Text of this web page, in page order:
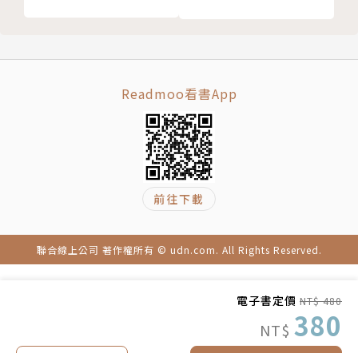
電子書定價 NT$ 480
NT$ 380
更好的人選。」——吳俊雄（香港流行文化學者）
「李照興總在逍遙獨遊間吸盡世間的日月精華，再以兼
收並蓄的筆觸將觀察紀錄和分析。能寫出一本探索橫跨
三十年的香港流行文化好書，非他莫屬！由黃金盛世的
香港電視、電影、電台、出版，講到港式時尚和商場空
的足跡，猶如香港流行文化從在地、跨越以至再植於全
球華人世界般，獨一無二。」——卓男（影評人）
「什麼是香港？那就是餘年偶爾夜半想起，那些這輩子
不知什麼時候還能再會的友伴，那些不知道什麼時候還
Readmoo看書App
前往下載
聯合線上公司 著作權所有 © udn.com. All Rights Reserved.